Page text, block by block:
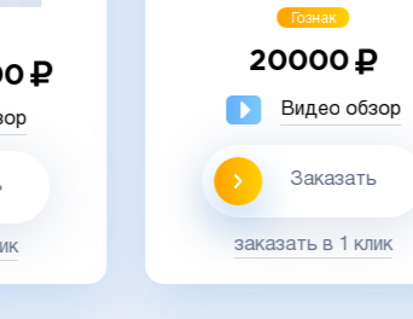
Гознак
20000
Видео обзор
Заказать
заказать в 1 клик